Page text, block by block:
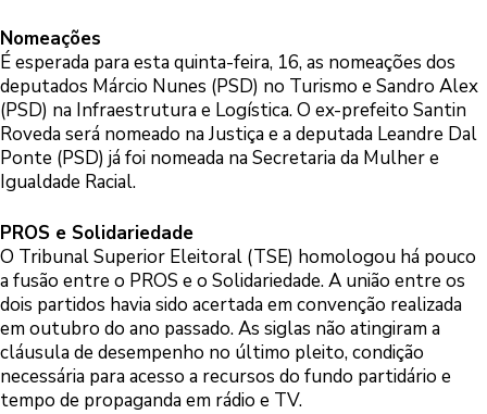
Nomeações
É esperada para esta quinta-feira, 16, as nomeações dos
deputados Márcio Nunes (PSD) no Turismo e Sandro Alex
(PSD) na Infraestrutura e Logística. O ex-prefeito Santin
Roveda será nomeado na Justiça e a deputada Leandre Dal
Ponte (PSD) já foi nomeada na Secretaria da Mulher e
Igualdade Racial.
PROS e Solidariedade
O Tribunal Superior Eleitoral (TSE) homologou há pouco
a fusão entre o PROS e o Solidariedade. A união entre os
dois partidos havia sido acertada em convenção realizada
em outubro do ano passado. As siglas não atingiram a
cláusula de desempenho no último pleito, condição
necessária para acesso a recursos do fundo partidário e
tempo de propaganda em rádio e TV.